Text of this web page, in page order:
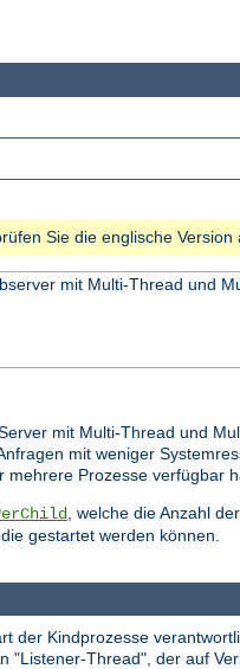
Sie die englische
mit Multi-Thread und
mit Multi-Thread und
mit weniger
Prozesse verfügbar
, welche die Anzahl
gestartet werden können.
der Kindprozesse
"Listener-Thread", der auf